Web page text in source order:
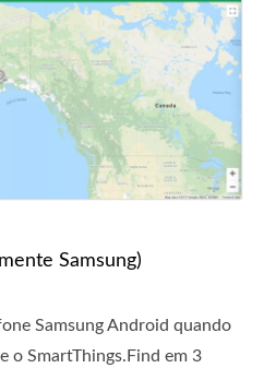
Samsung)
Samsung Android quando
o SmartThings.Find em 3